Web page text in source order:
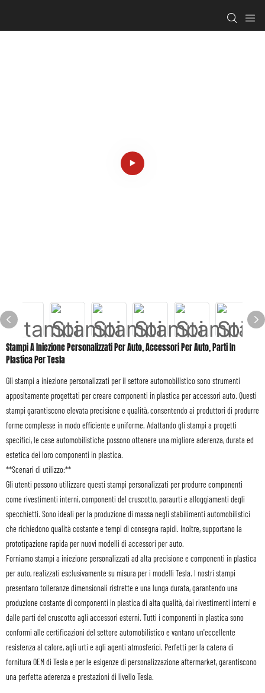
Stampi A Iniezione Personalizzati Per Auto, Accessori Per Auto, Parti In
Plastica Per Tesla
Gli stampi a iniezione personalizzati per il settore automobilistico sono strumenti
appositamente progettati per creare componenti in plastica per accessori auto. Questi
stampi garantiscono elevata precisione e qualità, consentendo ai produttori di produrre
forme complesse in modo efficiente e uniforme. Adattando gli stampi a progetti
specifici, le case automobilistiche possono ottenere una migliore aderenza, durata ed
estetica dei loro componenti in plastica.
**Scenari di utilizzo:**
Gli utenti possono utilizzare questi stampi personalizzati per produrre componenti
come rivestimenti interni, componenti del cruscotto, paraurti e alloggiamenti degli
specchietti. Sono ideali per la produzione di massa negli stabilimenti automobilistici
che richiedono qualità costante e tempi di consegna rapidi. Inoltre, supportano la
prototipazione rapida per nuovi modelli di accessori per auto.
Forniamo stampi a iniezione personalizzati ad alta precisione e componenti in plastica
per auto, realizzati esclusivamente su misura per i modelli Tesla. I nostri stampi
presentano tolleranze dimensionali ristrette e una lunga durata, garantendo una
produzione costante di componenti in plastica di alta qualità, dai rivestimenti interni e
dalle parti del cruscotto agli accessori esterni. Tutti i componenti in plastica sono
conformi alle certificazioni del settore automobilistico e vantano un'eccellente
resistenza al calore, agli urti e agli agenti atmosferici. Perfetti per la catena di
fornitura OEM di Tesla e per le esigenze di personalizzazione aftermarket, garantiscono
una perfetta aderenza e prestazioni di livello Tesla.